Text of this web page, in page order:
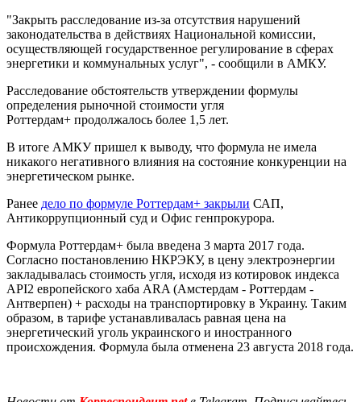
"Закрыть расследование из-за отсутствия нарушений
законодательства в действиях Национальной комиссии,
осуществляющей государственное регулирование в сферах
энергетики и коммунальных услуг", - сообщили в АМКУ.
Расследование обстоятельств утверждении формулы
определения рыночной стоимости угля
Роттердам+ продолжалось более 1,5 лет.
В итоге АМКУ пришел к выводу, что формула не имела
никакого негативного влияния на состояние конкуренции на
энергетическом рынке.
Ранее дело по формуле Роттердам+ закрыли САП,
Антикоррупционный суд и Офис генпрокурора.
Формула Роттердам+ была введена 3 марта 2017 года.
Согласно постановлению НКРЭКУ, в цену электроэнергии
закладывалась стоимость угля, исходя из котировок индекса
API2 европейского хаба ARA (Амстердам - ​​Роттердам - ​​
Антверпен) + расходы на транспортировку в Украину. Таким
образом, в тарифе устанавливалась равная цена на
энергетический уголь украинского и иностранного
происхождения. Формула была отменена 23 августа 2018 года.